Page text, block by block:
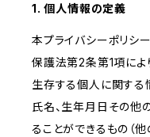
1. 個人情報の定義
本プライバシーポリシ
保護法第2条第1項によ
生存する個人に関する
氏名、生年月日その他
ることができるもの（